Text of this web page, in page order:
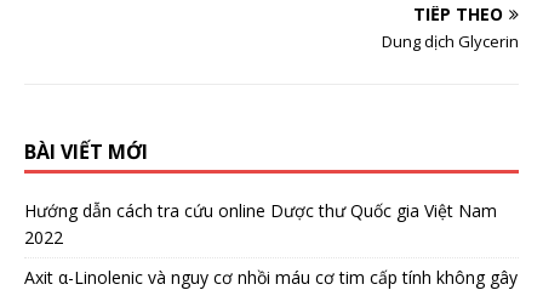
TIẾP THEO
Dung dịch Glycerin
BÀI VIẾT MỚI
Hướng dẫn cách tra cứu online Dược thư Quốc gia Việt Nam
2022
Axit α-Linolenic và nguy cơ nhồi máu cơ tim cấp tính không gây